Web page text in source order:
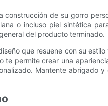
de su gorro
o incluso piel sintética
del producto terminado.
que resuene con su
permite crear una
Mantente abrigado